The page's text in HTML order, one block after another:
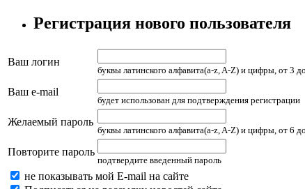
Регистрация нового пользователя
Ваш логин
буквы латинского алфавита(a-z, A-Z) и цифры, от 3
Ваш e-mail
будет использован для подтверждения регистрации
Желаемый пароль
буквы латинского алфавита(a-z, A-Z) и цифры, от 6
Повторите пароль
подтвердите введенный пароль
не показывать мой E-mail на сайте